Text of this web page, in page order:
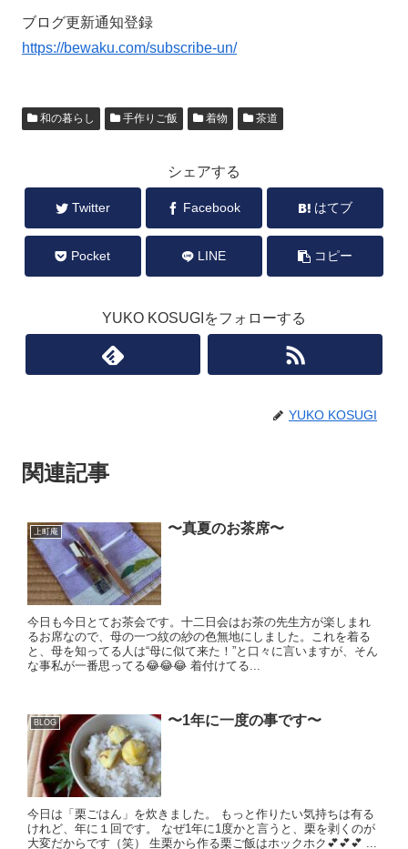
ブログ更新通知登録
https://bewaku.com/subscribe-un/
和の暮らし 手作りご飯 着物 茶道
シェアする
Twitter Facebook はてブ
Pocket LINE コピー
YUKO KOSUGIをフォローする
YUKO KOSUGI
関連記事
上町庵 〜真夏のお茶席〜
今日も今日とてお茶会です。十二日会はお茶の先生方が楽しまれ
るお席なので、母の一つ紋の紗の色無地にしました。これを着る
と、母を知ってる人は“母に似て来た！”と口々に言いますが、そん
な事私が一番思ってる😂😂😂 着付けてる...
BLOG 〜1年に一度の事です〜
今日は「栗ごはん」を炊きました。 もっと作りたい気持ちは有る
けれど、年に１回です。 なぜ1年に1度かと言うと、栗を剥くのが
大変だからです（笑） 生栗から作る栗ご飯はホックホク💕💕💕 ...